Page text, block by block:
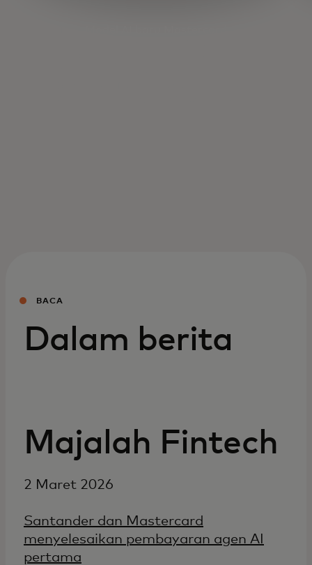
BACA
Dalam berita
Majalah Fintech
2 Maret 2026
Santander dan Mastercard
menyelesaikan pembayaran agen AI
pertama